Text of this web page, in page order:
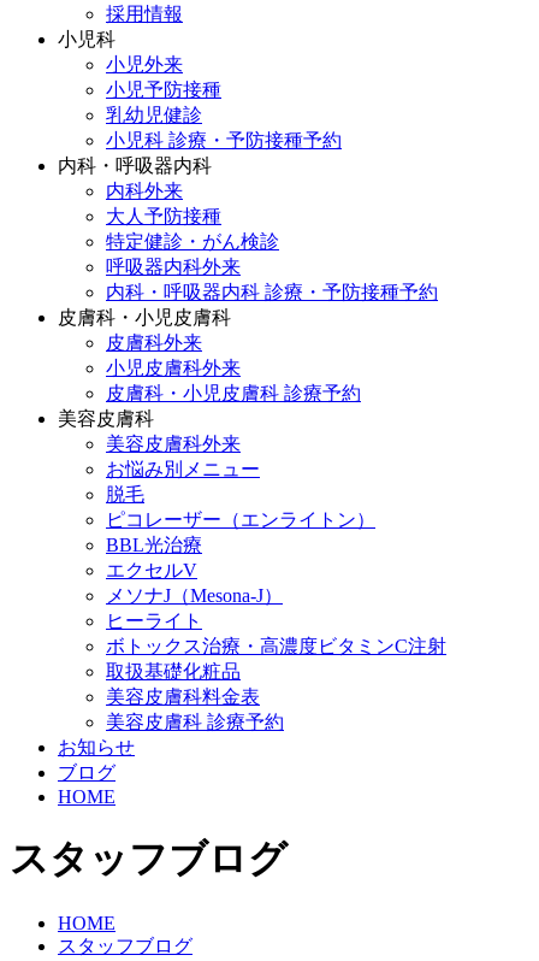
採用情報
小児科
小児外来
小児予防接種
乳幼児健診
小児科 診療・予防接種予約
内科・呼吸器内科
内科外来
大人予防接種
特定健診・がん検診
呼吸器内科外来
内科・呼吸器内科 診療・予防接種予約
皮膚科・小児皮膚科
皮膚科外来
小児皮膚科外来
皮膚科・小児皮膚科 診療予約
美容皮膚科
美容皮膚科外来
お悩み別メニュー
脱毛
ピコレーザー（エンライトン）
BBL光治療
エクセルV
メソナJ（Mesona-J）
ヒーライト
ボトックス治療・高濃度ビタミンC注射
取扱基礎化粧品
美容皮膚科料金表
美容皮膚科 診療予約
お知らせ
ブログ
HOME
スタッフブログ
HOME
スタッフブログ